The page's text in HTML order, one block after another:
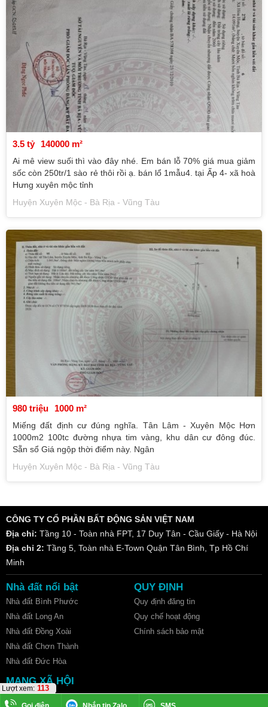
3.5 tỷ 140000 m²
Ai mê view suối thì vào đây nhé. Em bán lỗ 70% giá mua giảm
sốc còn 250tr/1 sào rẻ thôi rồi ạ. bán lổ 1mẫu4. tại Ấp 4- xã hoà
Hưng xuyên mộc tỉnh
Huyện Xuyên Mộc - Bà Rịa - Vũng Tàu
980 triệu 1000 m²
Miếng đất định cư đúng nghĩa. Tân Lâm - Xuyên Mộc Hơn
1000m2 100tc đường nhựa tim vàng, khu dân cư đông đúc.
Sẵn sổ Giá ngộp thời điểm này. Ngân
Huyện Xuyên Mộc - Bà Rịa - Vũng Tàu
Lượt xem: 113
CÔNG TY CỔ PHẦN BẤT ĐỘNG SẢN VIỆT NAM
Địa chỉ: Tầng 10 - Toàn nhà FPT, 17 Duy Tân - Cầu Giấy - Hà Nội
Địa chỉ 2: Tầng 5, Toàn nhà E-Town Quận Tân Bình, Tp Hồ Chí
Minh
Nhà đất nổi bật
Nhà đất Bình Phước
Nhà đất Long An
Nhà đất Đồng Xoài
Nhà đất Chơn Thành
Nhà đất Đức Hòa
QUY ĐỊNH
Quy định đăng tin
Quy chế hoạt động
Chính sách bảo mật
MẠNG XÃ HỘI